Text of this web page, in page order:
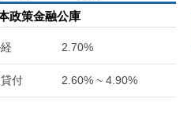
政策金融公庫
2.70%
付 2.60% ~ 4.90%